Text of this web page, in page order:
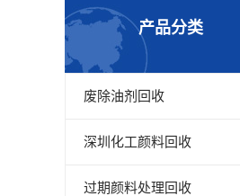
产品分类
废除油剂回收
深圳化工颜料回收
过期颜料处理回收